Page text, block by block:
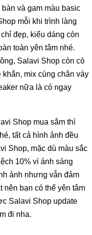
và gam màu basic
mỗi khi trình làng
đẹp, kiểu dáng còn
toàn yên tâm nhé.
Salavi Shop còn có
mix cùng chân váy
nữa là có ngay
Shop mua sắm thì
tất cả hình ảnh đều
Shop, mặc dù màu sắc
10% vì ánh sáng
ảnh nhưng vẫn đảm
nên bạn có thể yên tâm
Salavi Shop update
đi nha.